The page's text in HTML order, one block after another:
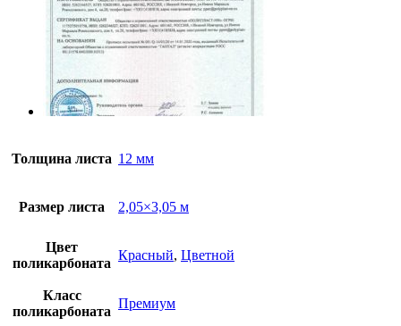
Толщина листа 12 мм
Размер листа 2,05×3,05 м
Цвет
поликарбоната
Красный, Цветной
Класс
поликарбоната
Премиум